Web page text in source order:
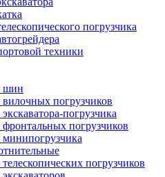
погрузчика
техники
шин
погрузчиков
погрузчика
погрузчиков
погрузчиков